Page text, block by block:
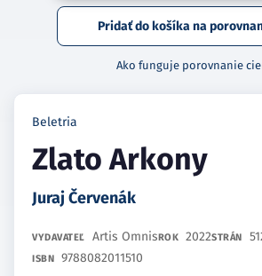
Pridať do košíka na
Ako funguje porovnanie
Beletria
Zlato Arkony
Juraj Červenák
VYDAVATEĽ Artis OmnisROK 2022STRÁN
ISBN 9788082011510